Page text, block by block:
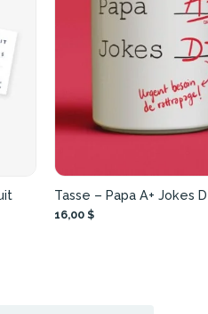
Tasse – Papa A+ Jokes
16,00 $